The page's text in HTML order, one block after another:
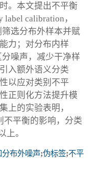
。本文提出不平衡
calibration，
选分布外样本并赋
力；对分布内样
分噪声，减少干净样
入额外语义分类
以应对类别不平
正则化方法提升模
上的实验表明，
不平衡的影响，分类
上。
分布外噪声;伪标签;不平